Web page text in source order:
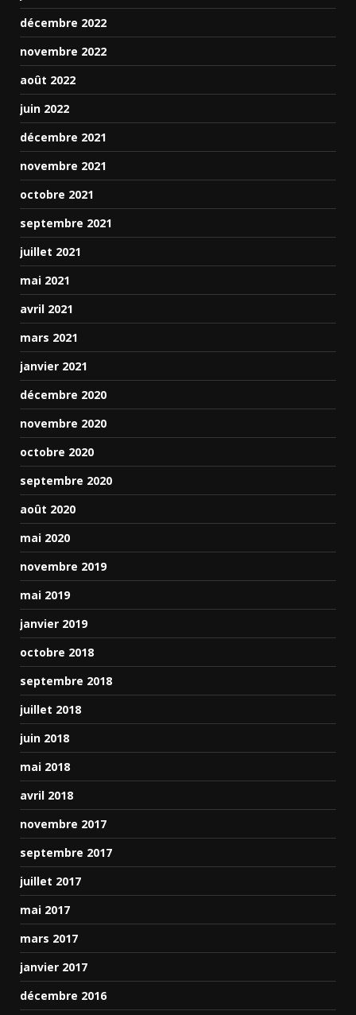
décembre 2022
novembre 2022
août 2022
juin 2022
décembre 2021
novembre 2021
octobre 2021
septembre 2021
juillet 2021
mai 2021
avril 2021
mars 2021
janvier 2021
décembre 2020
novembre 2020
octobre 2020
septembre 2020
août 2020
mai 2020
novembre 2019
mai 2019
janvier 2019
octobre 2018
septembre 2018
juillet 2018
juin 2018
mai 2018
avril 2018
novembre 2017
septembre 2017
juillet 2017
mai 2017
mars 2017
janvier 2017
décembre 2016